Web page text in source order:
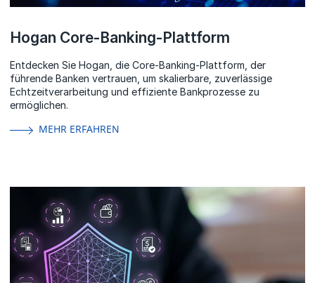
Hogan Core-Banking-Plattform
Entdecken Sie Hogan, die Core-Banking-Plattform, der
führende Banken vertrauen, um skalierbare, zuverlässige
Echtzeitverarbeitung und effiziente Bankprozesse zu
ermöglichen.
MEHR ERFAHREN